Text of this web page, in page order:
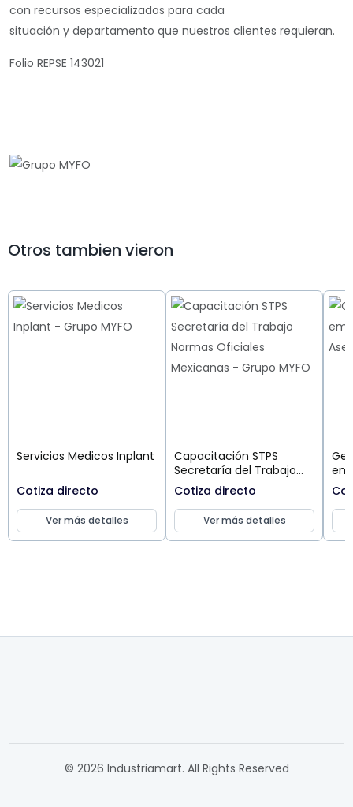
con recursos especializados para cada
situación y departamento que nuestros clientes requieran.
Folio REPSE 143021
Otros tambien vieron
Servicios Medicos Inplant
Cotiza directo
Ver más detalles
Capacitación STPS
Secretaría del Trabajo
Normas Oficiales
Mexicanas
Cotiza directo
Ver más detalles
© 2026 Industriamart. All Rights Reserved